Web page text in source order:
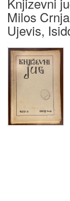
Milos
Ujevis,